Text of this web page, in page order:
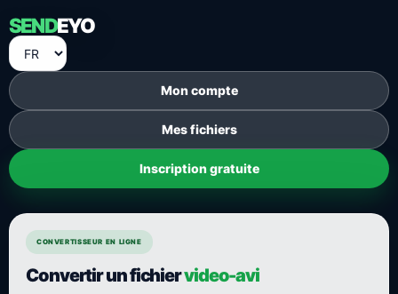
SENDEYO
Mon compte
Mes fichiers
Inscription gratuite
CONVERTISSEUR EN LIGNE
Convertir un fichiervideo-avi